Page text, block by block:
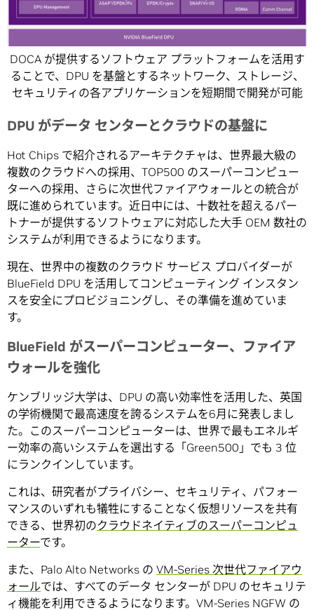
DOCA が提供するソフトウェア プラットフォームを活用す
ることで、DPU を基盤とするネットワーク、ストレージ、
セキュリティの各アプリケーションを短期間で開発が可能
DPU がデータ センターとクラウドの基盤に
Hot Chips で紹介されるアーキテクチャは、世界最大級の
複数のクラウドへの採用、TOP500 のスーパーコンピュー
ターへの採用、さらに次世代ファイアウォールとの統合が
既に進められています。近日中には、十数社を超えるパー
トナーが提供するソフトウェアに対応した大手 OEM 数社の
システムが利用できるようになります。
現在、世界中の複数のクラウド サービス プロバイダーが
BlueField DPU を活用してコンピューティング インスタン
スを安全にプロビジョニングし、その準備を進めていま
す。
BlueField がスーパーコンピューター、ファイア
ウォールを強化
ケンブリッジ大学は、DPU の高い効率性を活用した、英国
の学術機関で最高速度を誇るシステムを6月に発表しまし
た。このスーパーコンピューターは、世界で最もエネルギ
ー効率の高いシステムを選出する「Green500」でも 3 位
にランクインしています。
これは、研究者がプライバシー、セキュリティ、パフォー
マンスのいずれも犠牲にすることなく仮想リソースを共有
できる、世界初のクラウドネイティブのスーパーコンピュ
ーターです。
また、Palo Alto Networks の VM-Series 次世代ファイアウ
ォールでは、すべてのデータ センターが DPU のセキュリテ
ィ機能を利用できるようになります。VM-Series NGFW の